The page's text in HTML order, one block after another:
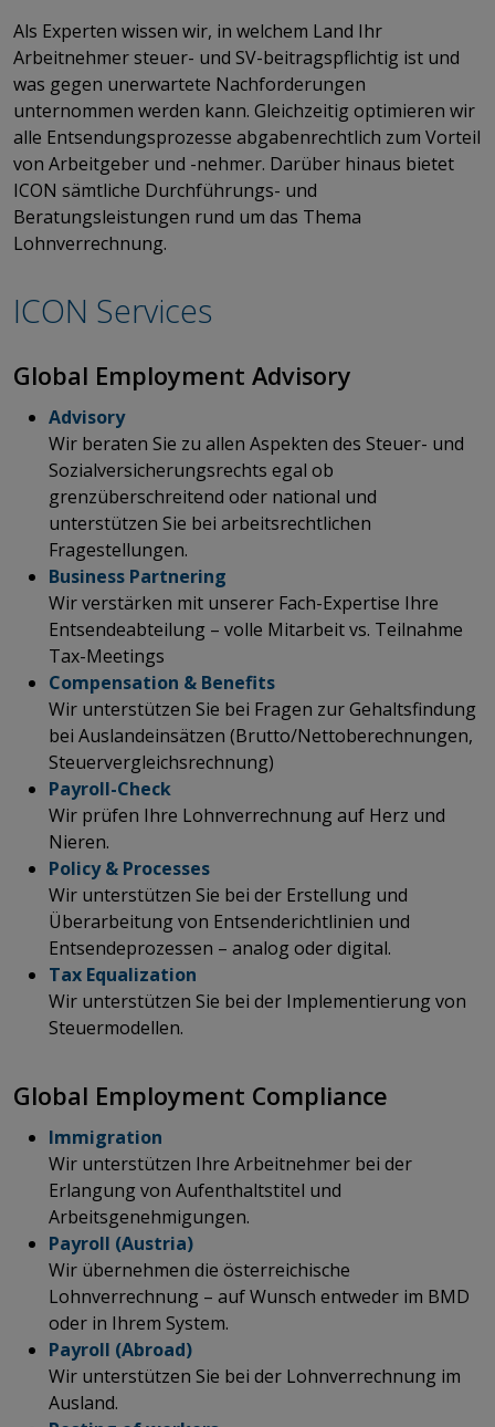
Als Experten wissen wir, in welchem Land Ihr
Arbeitnehmer steuer- und SV-beitragspflichtig ist und
was gegen unerwartete Nachforderungen
unternommen werden kann. Gleichzeitig optimieren wir
alle Entsendungsprozesse abgabenrechtlich zum Vorteil
von Arbeitgeber und -nehmer. Darüber hinaus bietet
ICON sämtliche Durchführungs- und
Beratungsleistungen rund um das Thema
Lohnverrechnung.
ICON Services
​​​​​​​Global Employment Advisory
Advisory
Wir beraten Sie zu allen Aspekten des Steuer- und
Sozialversicherungsrechts egal ob
grenzüberschreitend oder national und
unterstützen Sie bei arbeitsrechtlichen
Fragestellungen.
Business Partnering
Wir verstärken mit unserer Fach-Expertise Ihre
Entsendeabteilung – volle Mitarbeit vs. Teilnahme
Tax-Meetings
Compensation & Benefits
Wir unterstützen Sie bei Fragen zur Gehaltsfindung
bei Auslandeinsätzen (Brutto/Nettoberechnungen,
Steuervergleichsrechnung)
Payroll-Check
Wir prüfen Ihre Lohnverrechnung auf Herz und
Nieren.
Policy & Processes
Wir unterstützen Sie bei der Erstellung und
Überarbeitung von Entsenderichtlinien und
Entsendeprozessen – analog oder digital.
Tax Equalization
Wir unterstützen Sie bei der Implementierung von
Steuermodellen.
​​​​​​​​​​​​​​Global Employment Compliance
Immigration
Wir unterstützen Ihre Arbeitnehmer bei der
Erlangung von Aufenthaltstitel und
Arbeitsgenehmigungen.
Payroll (Austria)
Wir übernehmen die österreichische
Lohnverrechnung – auf Wunsch entweder im BMD
oder in Ihrem System.
Payroll (Abroad)
Wir unterstützen Sie bei der Lohnverrechnung im
Ausland.